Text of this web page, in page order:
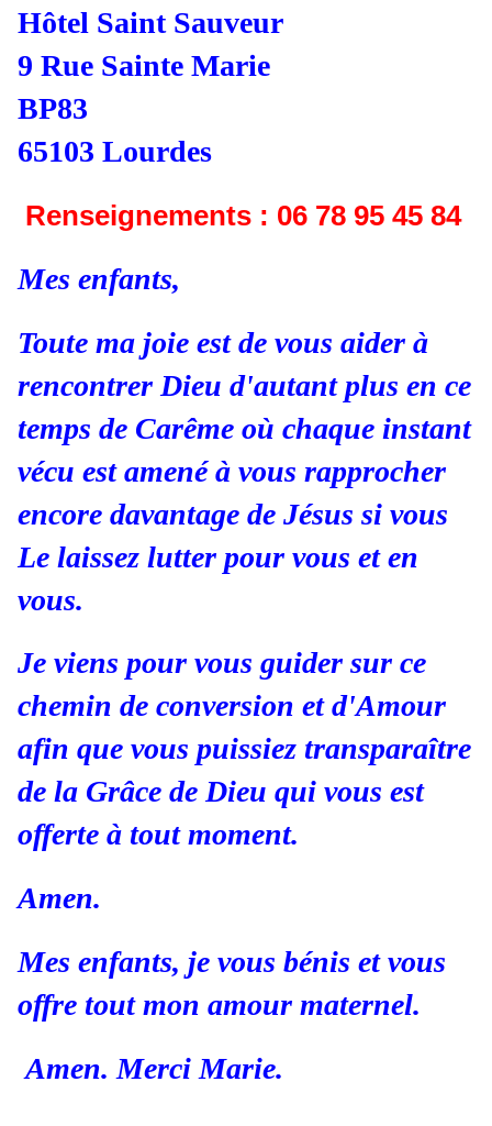
Hôtel Saint Sauveur
9 Rue Sainte Marie
BP83
65103 Lourdes
Renseignements : 06 78 95 45 84
Mes enfants,
Toute ma joie est de vous aider à
rencontrer Dieu d'autant plus en ce
temps de Carême où chaque instant
vécu est amené à vous rapprocher
encore davantage de Jésus si vous
Le laissez lutter pour vous et en
vous.
Je viens pour vous guider sur ce
chemin de conversion et d'Amour
afin que vous puissiez transparaître
de la Grâce de Dieu qui vous est
offerte à tout moment.
Amen.
Mes enfants, je vous bénis et vous
offre tout mon amour maternel.
Amen. Merci Marie.